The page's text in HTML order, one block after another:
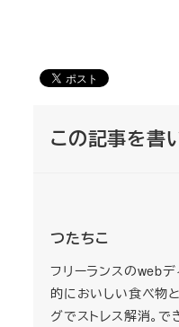
この記事を書
つたちこ
フリーランスのwebデ
的においしい食べ物
グでストレス解消。